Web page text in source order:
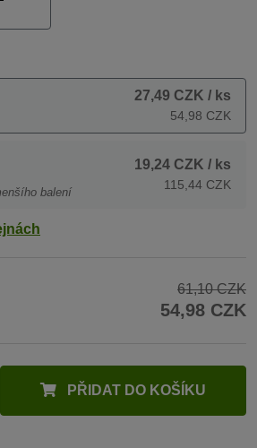
27,49 CZK / ks
54,98 CZK
balení
19,24 CZK / ks
115,44 CZK
61,10 CZK
54,98 CZK
PŘIDAT DO KOŠÍKU